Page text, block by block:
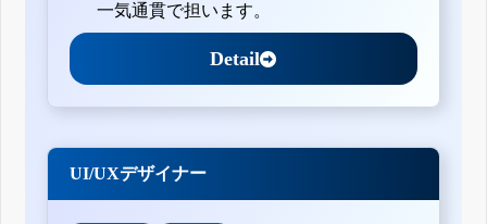
一気通貫で担います。
Detail
UI/UXデザイナー